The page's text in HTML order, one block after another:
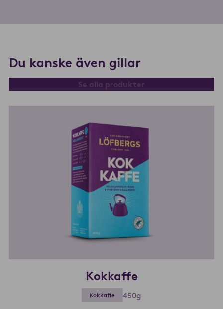
Du kanske även gillar
Se alla produkter
Kokkaffe
Kokkaffe 450g